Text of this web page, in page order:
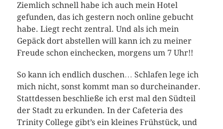
Ziemlich schnell habe ich auch mein Hotel
gefunden, das ich gestern noch online gebucht
habe. Liegt recht zentral. Und als ich mein
Gepäck dort abstellen will kann ich zu meiner
Freude schon einchecken, morgens um 7 Uhr!!
So kann ich endlich duschen… Schlafen lege ich
mich nicht, sonst kommt man so durcheinander.
Stattdessen beschließe ich erst mal den Südteil
der Stadt zu erkunden. In der Cafeteria des
Trinity College gibt’s ein kleines Frühstück, und